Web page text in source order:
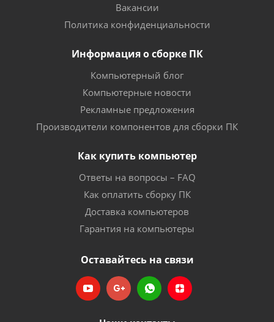
Вакансии
Политика конфиденциальности
Информация о сборке ПК
Компьютерный блог
Компьютерные новости
Рекламные предложения
Производители компонентов для сборки ПК
Как купить компьютер
Ответы на вопросы – FAQ
Как оплатить сборку ПК
Доставка компьютеров
Гарантия на компьютеры
Оставайтесь на связи